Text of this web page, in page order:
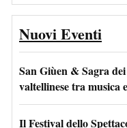
Nuovi Eventi
San Giùen & Sagra
valtellinese tra musica
Il Festival dello